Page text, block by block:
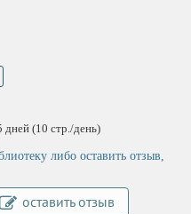
дней (10 стр./день)
либо оставить отзыв,
оставить отзыв